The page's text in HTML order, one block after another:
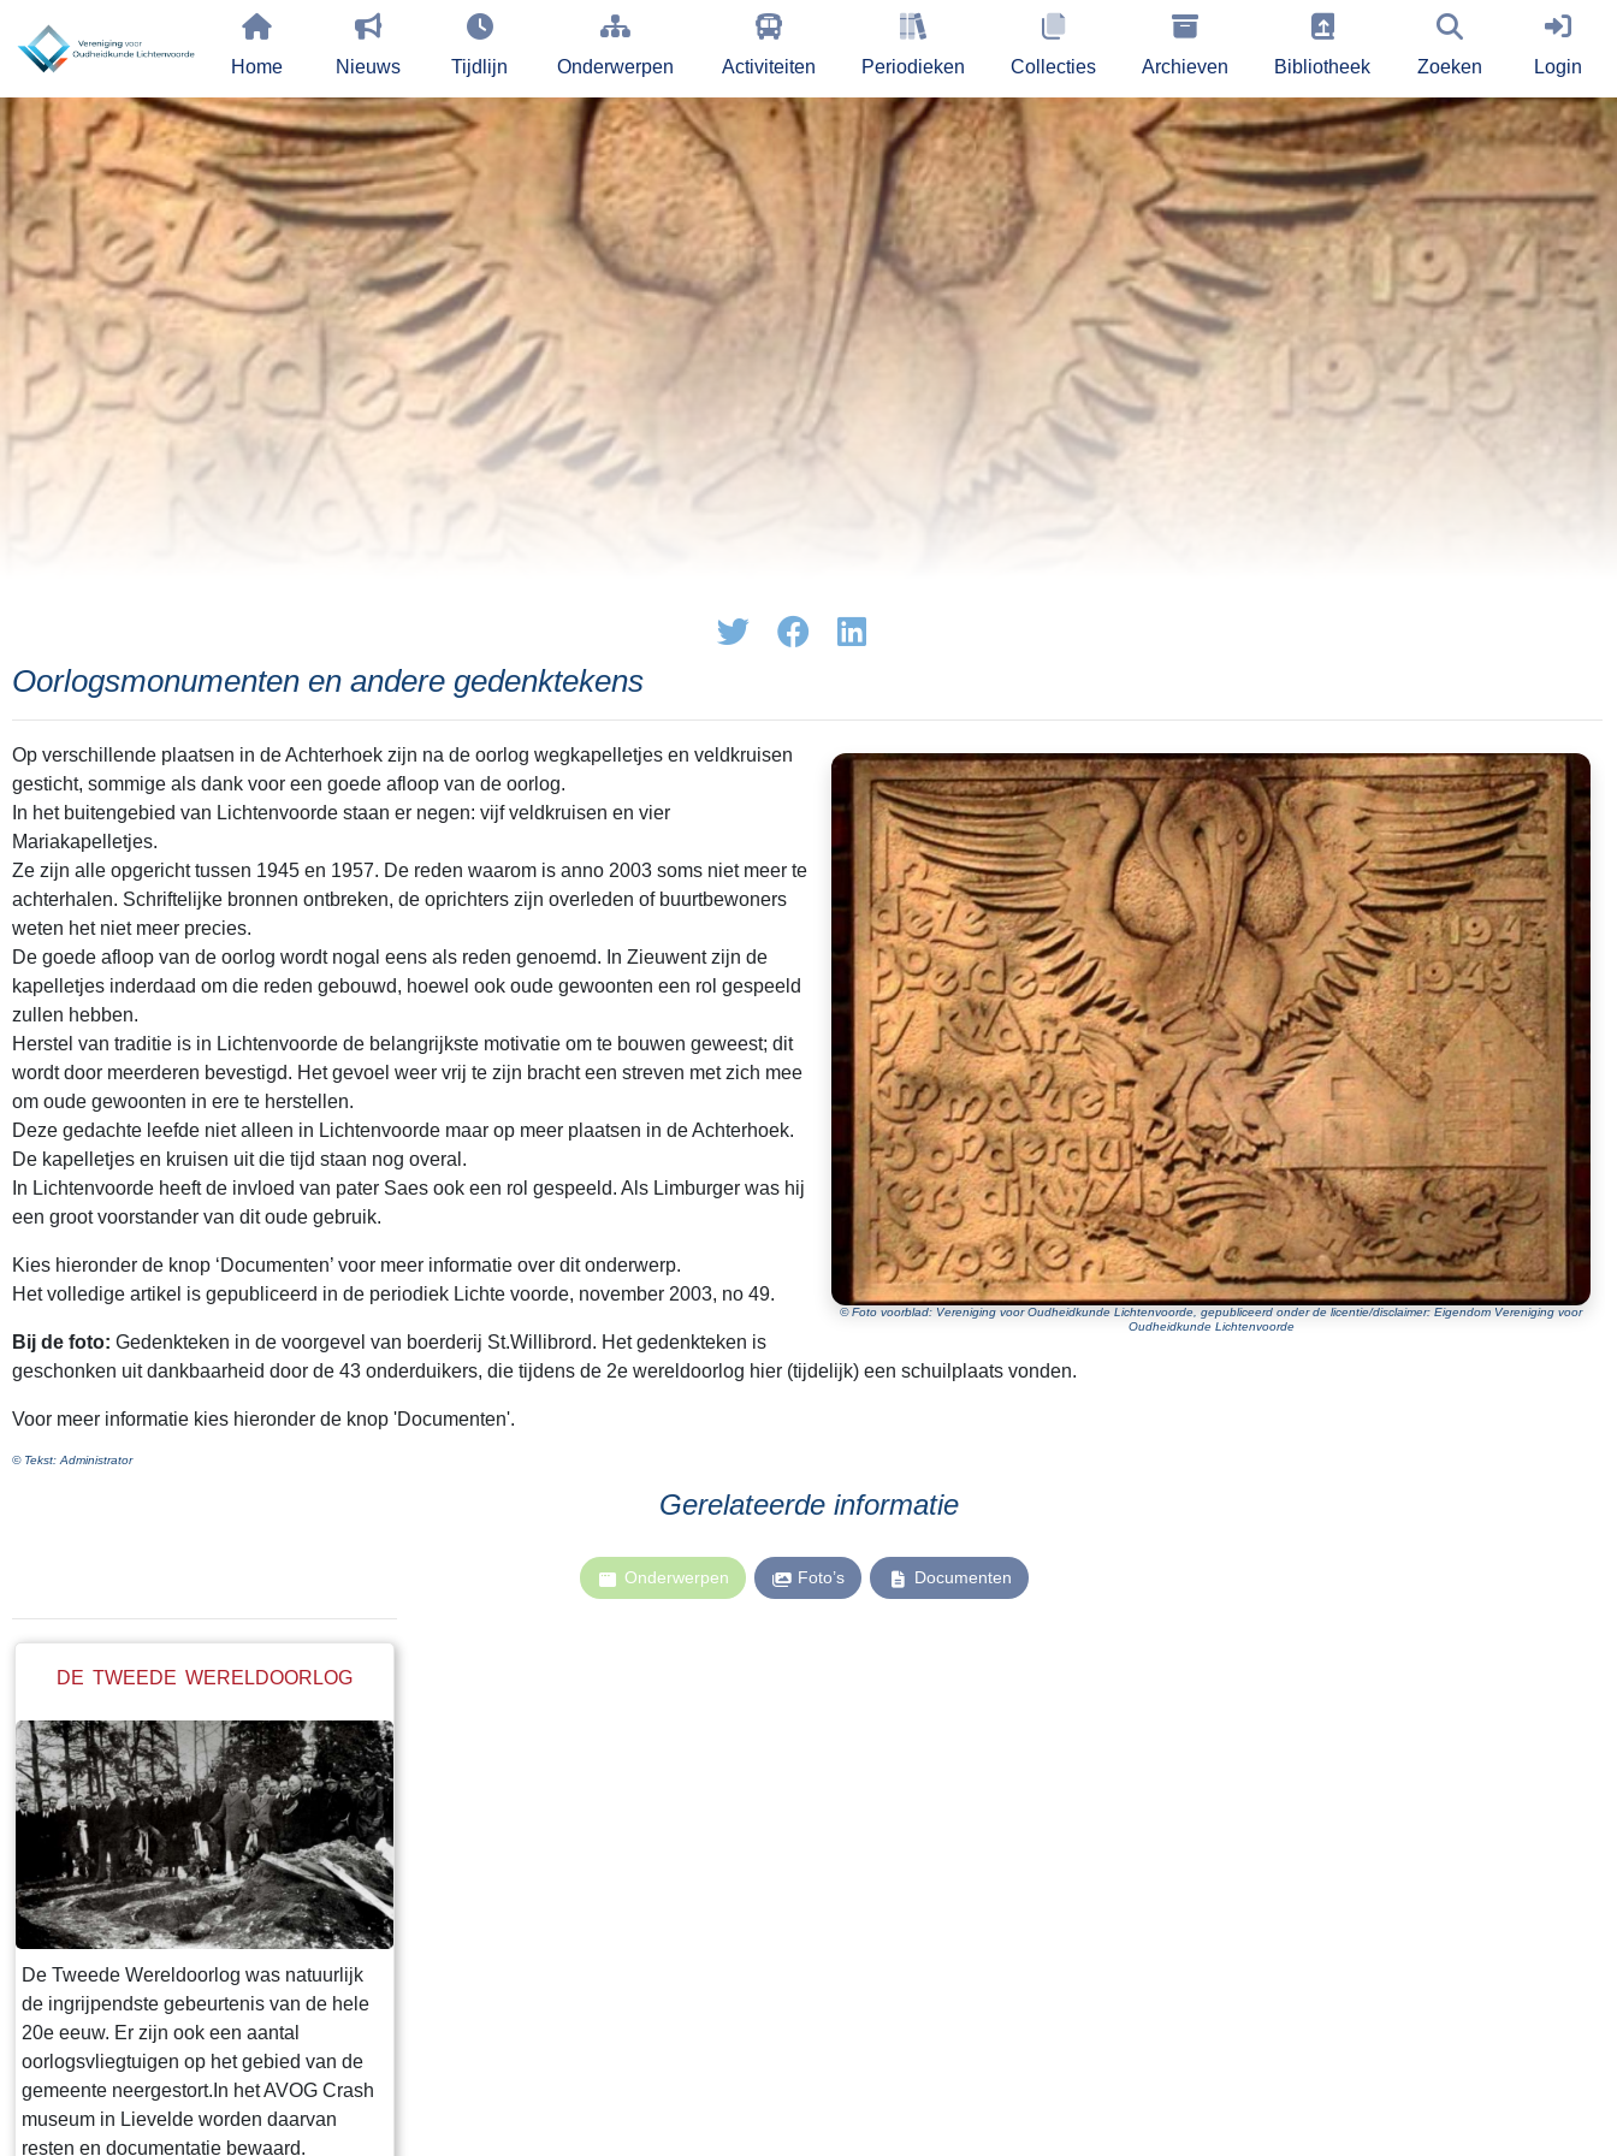
Home Nieuws Tijdlijn Onderwerpen Activiteiten Periodieken Collecties Archieven Bibliotheek Zoeken Login
Oorlogsmonumenten en andere gedenktekens
© Foto voorblad: Vereniging voor Oudheidkunde Lichtenvoorde, gepubliceerd onder de licentie/disclaimer: Eigendom Vereniging voor
Oudheidkunde Lichtenvoorde
Op verschillende plaatsen in de Achterhoek zijn na de oorlog wegkapelletjes en veldkruisen
gesticht, sommige als dank voor een goede afloop van de oorlog.
In het buitengebied van Lichtenvoorde staan er negen: vijf veldkruisen en vier
Mariakapelletjes.
Ze zijn alle opgericht tussen 1945 en 1957. De reden waarom is anno 2003 soms niet meer te
achterhalen. Schriftelijke bronnen ontbreken, de oprichters zijn overleden of buurtbewoners
weten het niet meer precies.
De goede afloop van de oorlog wordt nogal eens als reden genoemd. In Zieuwent zijn de
kapelletjes inderdaad om die reden gebouwd, hoewel ook oude gewoonten een rol gespeeld
zullen hebben.
Herstel van traditie is in Lichtenvoorde de belangrijkste motivatie om te bouwen geweest; dit
wordt door meerderen bevestigd. Het gevoel weer vrij te zijn bracht een streven met zich mee
om oude gewoonten in ere te herstellen.
Deze gedachte leefde niet alleen in Lichtenvoorde maar op meer plaatsen in de Achterhoek.
De kapelletjes en kruisen uit die tijd staan nog overal.
In Lichtenvoorde heeft de invloed van pater Saes ook een rol gespeeld. Als Limburger was hij
een groot voorstander van dit oude gebruik.
Kies hieronder de knop ‘Documenten’ voor meer informatie over dit onderwerp.
Het volledige artikel is gepubliceerd in de periodiek Lichte voorde, november 2003, no 49.
Bij de foto: Gedenkteken in de voorgevel van boerderij St.Willibrord. Het gedenkteken is
geschonken uit dankbaarheid door de 43 onderduikers, die tijdens de 2e wereldoorlog hier (tijdelijk) een schuilplaats vonden.
Voor meer informatie kies hieronder de knop 'Documenten'.
© Tekst: Administrator
Gerelateerde informatie
Onderwerpen Foto’s Documenten
DE TWEEDE WERELDOORLOG
De Tweede Wereldoorlog was natuurlijk
de ingrijpendste gebeurtenis van de hele
20e eeuw. Er zijn ook een aantal
oorlogsvliegtuigen op het gebied van de
gemeente neergestort.In het AVOG Crash
museum in Lievelde worden daarvan
resten en documentatie bewaard.